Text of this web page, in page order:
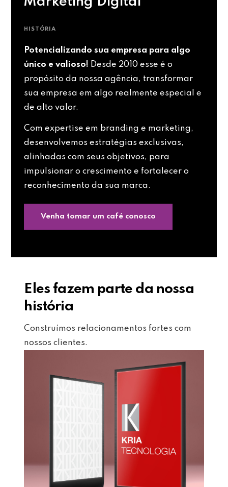
HISTÓRIA
Potencializando sua empresa para algo
único e valioso! Desde 2010 esse é o
propósito da nossa agência, transformar
sua empresa em algo realmente especial e
de alto valor.
Com expertise em branding e marketing,
desenvolvemos estratégias exclusivas,
alinhadas com seus objetivos, para
impulsionar o crescimento e fortalecer o
reconhecimento da sua marca.
Venha tomar um café conosco
Eles fazem parte da nossa
história
Construímos relacionamentos fortes com
nossos clientes.